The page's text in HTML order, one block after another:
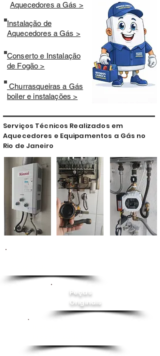
Aquecedores a Gás >
Instalação de
Aquecedores a Gás >
Conserto e Instalação
de Fogão >
Churrasqueiras a Gás
boiler e instalações >
Serviços Técnicos Realizados em
Aquecedores e Equipamentos a Gás no
Rio de Janeiro
Peças
Originais